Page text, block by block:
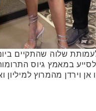
במאמץ גיוס התרומות
וירדן מהמרוץ למיליון